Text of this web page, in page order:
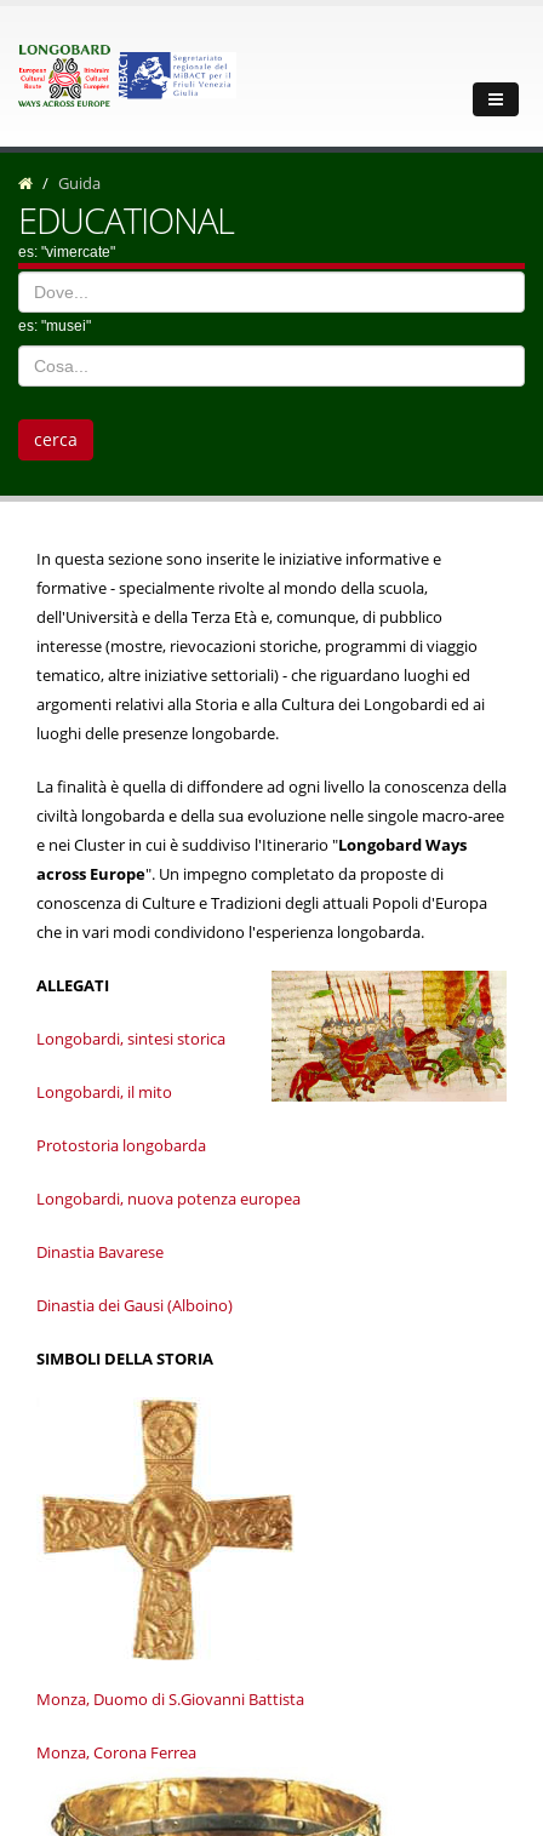
Guida
EDUCATIONAL
es: "vimercate"
es: "musei"
In questa sezione sono inserite le iniziative informative e
formative - specialmente rivolte al mondo della scuola,
dell'Università e della Terza Età e, comunque, di pubblico
interesse (mostre, rievocazioni storiche, programmi di viaggio
tematico, altre iniziative settoriali) - che riguardano luoghi ed
argomenti relativi alla Storia e alla Cultura dei Longobardi ed ai
luoghi delle presenze longobarde.
La finalità è quella di diffondere ad ogni livello la conoscenza della
civiltà longobarda e della sua evoluzione nelle singole macro-aree
e nei Cluster in cui è suddiviso l'Itinerario "Longobard Ways
across Europe". Un impegno completato da proposte di
conoscenza di Culture e Tradizioni degli attuali Popoli d'Europa
che in vari modi condividono l'esperienza longobarda.
ALLEGATI
Longobardi, sintesi storica
Longobardi, il mito
Protostoria longobarda
Longobardi, nuova potenza europea
Dinastia Bavarese
Dinastia dei Gausi (Alboino)
SIMBOLI DELLA STORIA
Monza, Duomo di S.Giovanni Battista
Monza, Corona Ferrea